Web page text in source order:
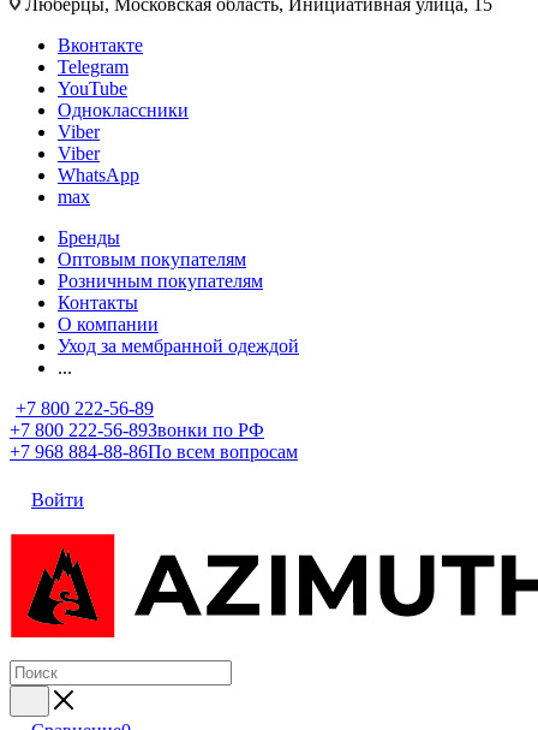
Люберцы, Московская область, Инициативная улица, 15
Вконтакте
Telegram
YouTube
Одноклассники
Viber
Viber
WhatsApp
max
Бренды
Оптовым покупателям
Розничным покупателям
Контакты
О компании
Уход за мембранной одеждой
...
+7 800 222-56-89
+7 800 222-56-89Звонки по РФ
+7 968 884-88-86По всем вопросам
Войти